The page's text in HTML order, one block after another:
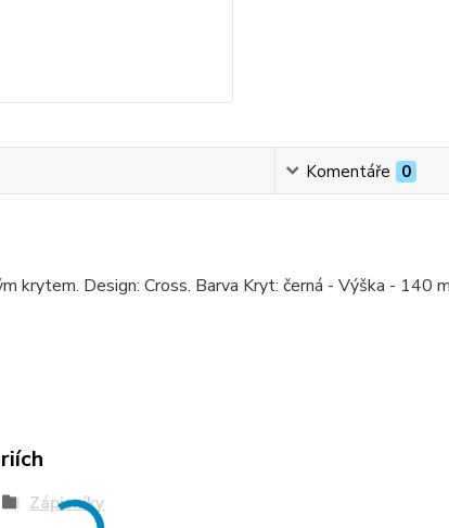
Komentáře 0
krytem. Design: Cross. Barva Kryt: černá - Výška -
Zápisníky